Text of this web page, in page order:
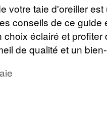
votre taie d'oreiller
conseils de ce
éclairé et
de qualité et un